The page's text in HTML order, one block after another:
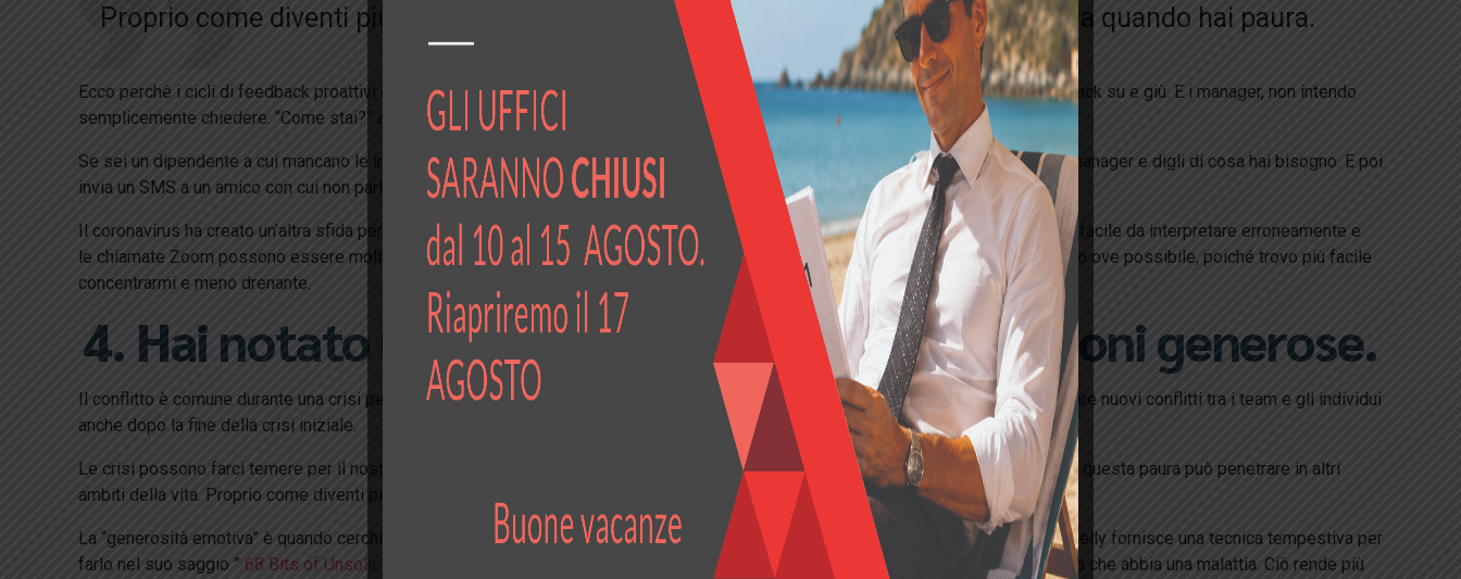
Proprio come diventi più irritabile quando hai fame, puoi metterti più sulla difensiva quando hai paura.
Ecco perché i cicli di feedback proattivi e obbligatori sono ancora più critici, per rendere il più semplice possibile il flusso del feedback su e giù. E i manager, non intendo
semplicemente chiedere: “Come stai?” all’inizio di una chiamata. Intendo dedicare tempo alla connessione e alla condivisione.
Se sei un dipendente a cui mancano le informazioni o il feedback necessari per svolgere correttamente il tuo lavoro, contatta il tuo manager e digli di cosa hai bisogno. E poi
invia un SMS a un amico con cui non parli da un po’. Dovremmo tutti provare a farlo regolarmente, comunque.
Il coronavirus ha creato un’altra sfida per la connessione: le comunicazioni digitali. Il feedback nei messaggi di testo è notoriamente facile da interpretare erroneamente e
le chiamate Zoom possono essere molto più estenuanti delle conversazioni faccia a faccia nella vita reale . Cerco di utilizzare l’audio ove possibile, poiché trovo più facile
concentrarmi e meno drenante.
4. Hai notato un conflitto? Cerca interpretazioni generose.
Il conflitto è comune durante una crisi perché spesso sono necessarie decisioni affrettate. Tuttavia, potrebbero continuare a scoppiare nuovi conflitti tra i team e gli individui
anche dopo la fine della crisi iniziale.
Le crisi possono farci temere per il nostro sostentamento, le nostre relazioni e, nel caso di una pandemia globale, la nostra salute. E questa paura può penetrare in altri
ambiti della vita. Proprio come diventi più irritabile quando hai fame, puoi metterti più sulla difensiva quando hai paura.
La “generosità emotiva” è quando cerchi attivamente ragioni più gentili per cui qualcuno si comporta in modo non costruttivo. Kevin Kelly fornisce una tecnica tempestiva per
farlo nel suo saggio ” 68 Bits of Unsolicited Advice
“. Scrive: “Quando qualcuno è cattivo, maleducato, odioso o cattivo con te, fai finta che abbia una malattia. Ciò rende più